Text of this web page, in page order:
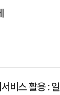
비스 활용 :